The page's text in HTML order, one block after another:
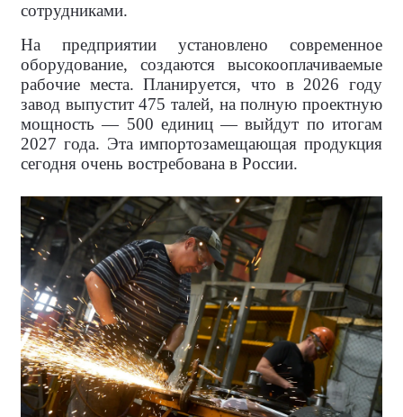
сотрудниками.
На предприятии установлено современное
оборудование, создаются высокооплачиваемые
рабочие места. Планируется, что в 2026 году
завод выпустит 475 талей, на полную проектную
мощность — 500 единиц — выйдут по итогам
2027 года. Эта импортозамещающая продукция
сегодня очень востребована в России.